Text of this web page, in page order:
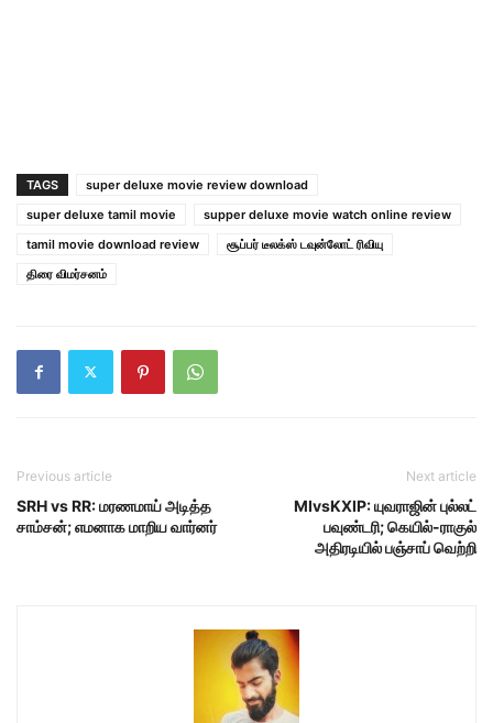
TAGS
super deluxe movie review download
super deluxe tamil movie
supper deluxe movie watch online review
tamil movie download review
சூப்பர் டீலக்ஸ் டவுன்லோட் ரிவியு
திரை விமர்சனம்
Previous article
SRH vs RR: மரணமாய் அடித்த
சாம்சன்; எமனாக மாறிய வார்னர்
Next article
MIvsKXIP: யுவராஜின் புல்லட்
பவுண்டரி; கெயில்-ராகுல்
அதிரடியில் பஞ்சாப் வெற்றி